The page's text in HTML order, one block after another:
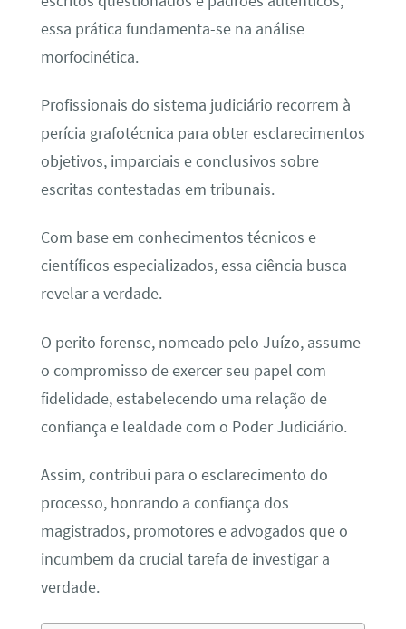
essa prática fundamenta-se na análise
morfocinética.
Profissionais do sistema judiciário recorrem à
perícia grafotécnica para obter esclarecimentos
objetivos, imparciais e conclusivos sobre
escritas contestadas em tribunais.
Com base em conhecimentos técnicos e
científicos especializados, essa ciência busca
revelar a verdade.
O perito forense, nomeado pelo Juízo, assume
o compromisso de exercer seu papel com
fidelidade, estabelecendo uma relação de
confiança e lealdade com o Poder Judiciário.
Assim, contribui para o esclarecimento do
processo, honrando a confiança dos
magistrados, promotores e advogados que o
incumbem da crucial tarefa de investigar a
verdade.